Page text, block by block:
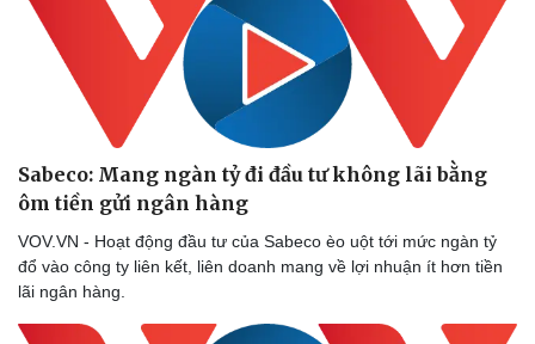
Sabeco: Mang ngàn tỷ đi đầu tư không lãi bằng
ôm tiền gửi ngân hàng
VOV.VN - Hoạt động đầu tư của Sabeco èo uột tới mức ngàn tỷ
đổ vào công ty liên kết, liên doanh mang về lợi nhuận ít hơn tiền
lãi ngân hàng.